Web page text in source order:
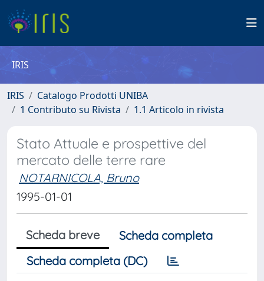
IRIS
IRIS
Catalogo Prodotti UNIBA
1 Contributo su Rivista
1.1 Articolo in rivista
Stato Attuale e prospettive del
mercato delle terre rare
NOTARNICOLA, Bruno
1995-01-01
Scheda breve
Scheda completa
Scheda completa (DC)